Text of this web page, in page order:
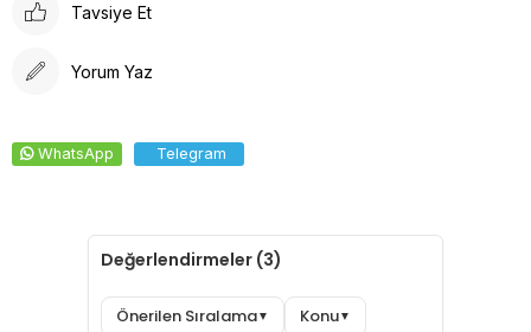
Tavsiye Et
Yorum Yaz
WhatsApp Telegram
Değerlendirmeler (3)
Önerilen Sıralama▼ Konu▼